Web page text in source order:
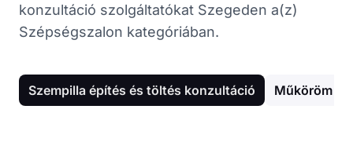
konzultáció szolgáltatókat Szegeden a(z)
Szépségszalon kategóriában.
Szempilla építés és töltés konzultáció Műköröm